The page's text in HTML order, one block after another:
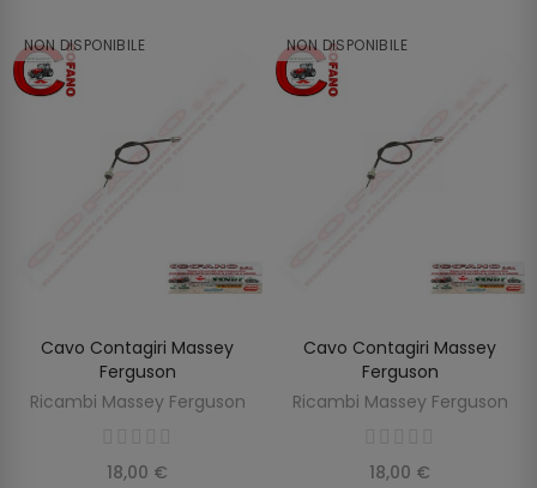
NON DISPONIBILE
SCOPRIRE
Cavo Contagiri Massey
Ferguson
Ricambi Massey Ferguson
18,00 €
NON DISPONIBILE
SCOPRIRE
Cavo Contagiri Massey
Ferguson
Ricambi Massey Ferguson
18,00 €